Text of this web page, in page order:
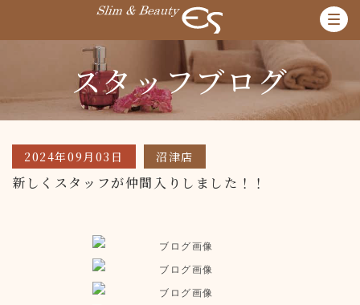
スタッフブログ
2024年09月03日 沼津店
新しくスタッフが仲間入りしました！！